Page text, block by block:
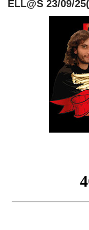
ELL@S 23/09/